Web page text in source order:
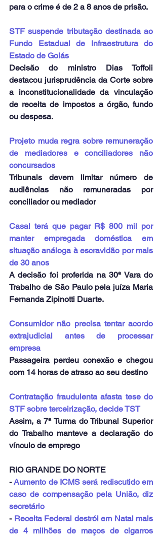
para o crime é de 2 a 8 anos de prisão.
STF suspende tributação destinada ao
Fundo Estadual de Infraestrutura do
Estado de Goiás
Decisão do ministro Dias Toffoli
destacou jurisprudência da Corte sobre
a inconstitucionalidade da vinculação
de receita de impostos a órgão, fundo
ou despesa.
Projeto muda regra sobre remuneração
de mediadores e conciliadores não
concursados
Tribunais devem limitar número de
audiências não remuneradas por
conciliador ou mediador
Casal terá que pagar R$ 800 mil por
manter empregada doméstica em
situação análoga à escravidão por mais
de 30 anos
A decisão foi proferida na 30ª Vara do
Trabalho de São Paulo pela juíza Maria
Fernanda Zipinotti Duarte.
Consumidor não precisa tentar acordo
extrajudicial antes de processar
empresa
Passageira perdeu conexão e chegou
com 14 horas de atraso ao seu destino
Contratação fraudulenta afasta tese do
STF sobre terceirização, decide TST
Assim, a 7ª Turma do Tribunal Superior
do Trabalho manteve a declaração do
vínculo de emprego
RIO GRANDE DO NORTE
- Aumento de ICMS será rediscutido em
caso de compensação pela União, diz
secretário
- Receita Federal destrói em Natal mais
de 4 milhões de maços de cigarros